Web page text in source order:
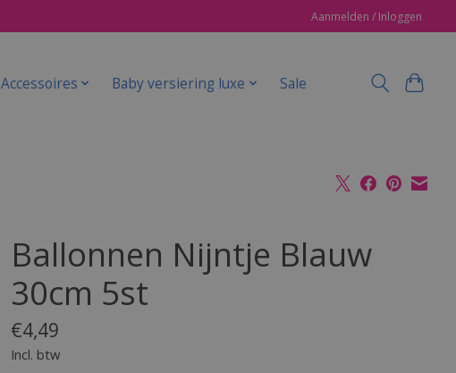
Aanmelden / Inloggen
Accessoires Baby versiering luxe Sale
Ballonnen Nijntje Blauw
30cm 5st
€4,49
Incl. btw